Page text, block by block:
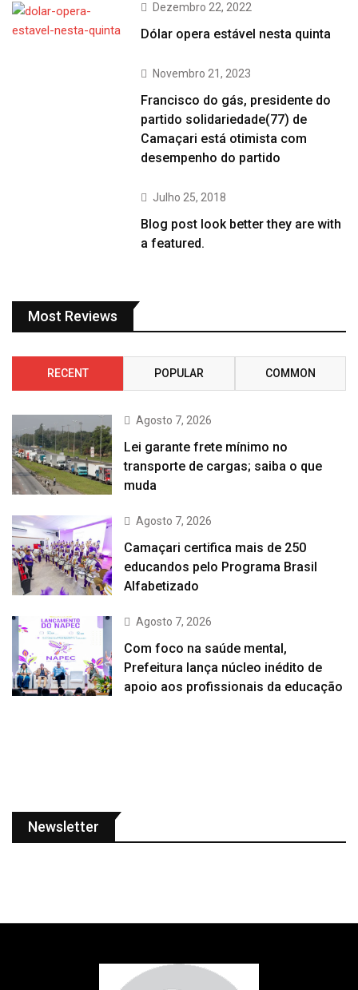
Dezembro 22, 2022
Dólar opera estável nesta quinta
Novembro 21, 2023
Francisco do gás, presidente do
partido solidariedade(77) de
Camaçari está otimista com
desempenho do partido
Julho 25, 2018
Blog post look better they are with
a featured.
Most Reviews
RECENT POPULAR COMMON
Agosto 7, 2026
Lei garante frete mínimo no
transporte de cargas; saiba o que
muda
Agosto 7, 2026
Camaçari certifica mais de 250
educandos pelo Programa Brasil
Alfabetizado
Agosto 7, 2026
Com foco na saúde mental,
Prefeitura lança núcleo inédito de
apoio aos profissionais da educação
Newsletter